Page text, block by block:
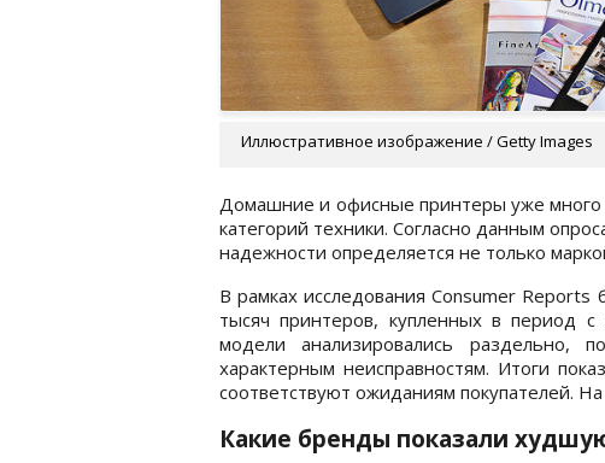
Иллюстративное изображение / Getty Images
Домашние и офисные принтеры уже
категорий техники. Согласно данным
надежности определяется не только
В рамках исследования Consumer
тысяч принтеров, купленных в период
модели анализировались раздельно,
характерным неисправностям. Итоги
соответствуют ожиданиям покупателей. На
Какие бренды показали